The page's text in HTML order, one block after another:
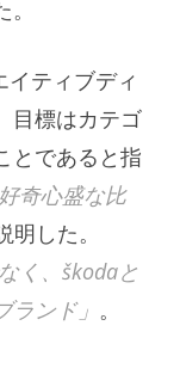
イティブディ
目標はカテゴ
とであると指
奇心盛な比
した。
く、škodaと
ンド」 。